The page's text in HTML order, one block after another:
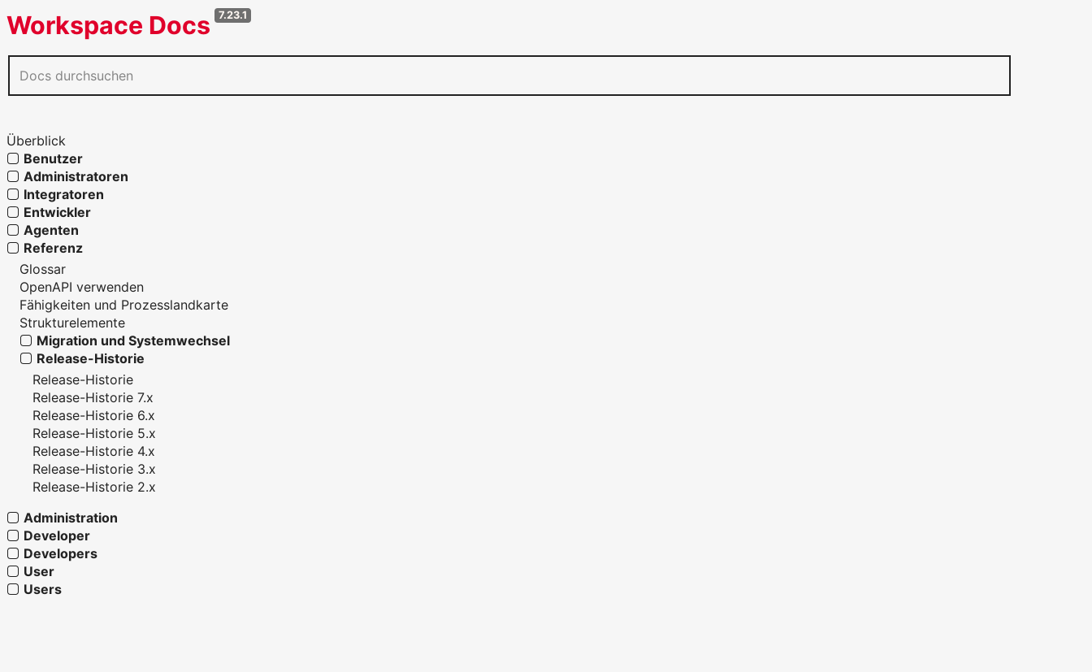
Workspace Docs 7.23.1
Überblick
Benutzer
Administratoren
Integratoren
Entwickler
Agenten
Referenz
Glossar
OpenAPI verwenden
Fähigkeiten und Prozesslandkarte
Strukturelemente
Migration und Systemwechsel
Release-Historie
Release-Historie
Release-Historie 7.x
Release-Historie 6.x
Release-Historie 5.x
Release-Historie 4.x
Release-Historie 3.x
Release-Historie 2.x
Administration
Developer
Developers
User
Users